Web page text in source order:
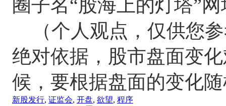
圈子名“股海上的灯塔”
（个人观点，仅供您
绝对依据，股市盘面变
候，要根据盘面的变化
新股发行, 证监会, 开盘, 欲望, 程序